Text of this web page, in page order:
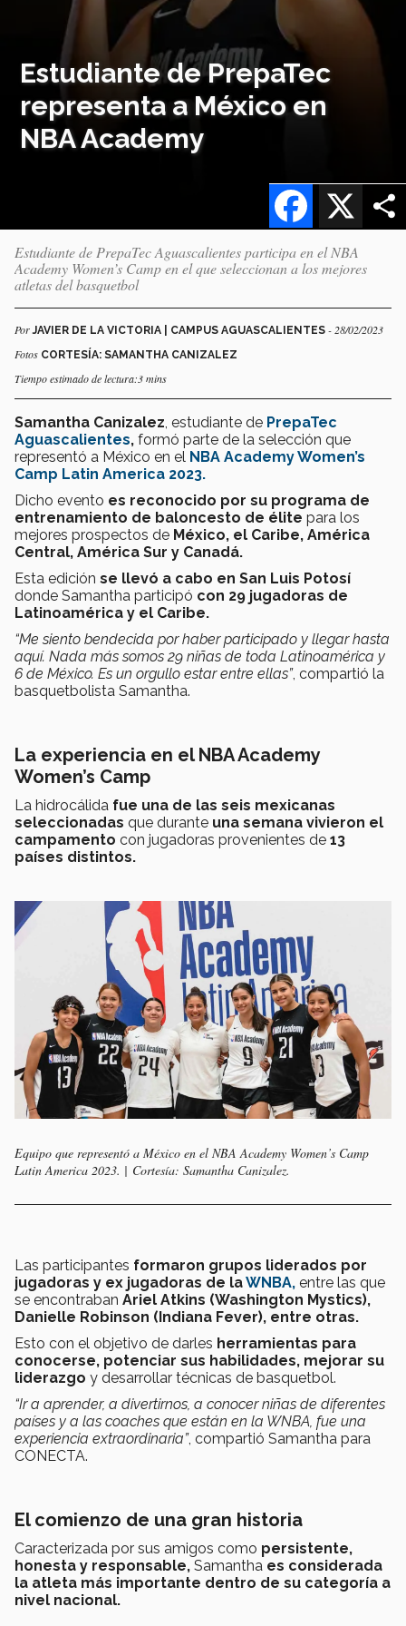
Estudiante de PrepaTec
representa a México en
NBA Academy
X
Facebook
Estudiante de PrepaTec Aguascalientes participa en el NBA
Academy Women’s Camp en el que seleccionan a los mejores
atletas del basquetbol
PorJAVIER DE LA VICTORIA | CAMPUS AGUASCALIENTES - 28/02/2023
Fotos CORTESÍA: SAMANTHA CANIZALEZ
Tiempo estimado de lectura:3 mins
Samantha Canizalez , estudiante de PrepaTec
Aguascalientes, formó parte de la selección que
representó a México en el NBA Academy Women’s
Camp Latin America 2023.
Dicho evento es reconocido por su programa de
entrenamiento de baloncesto de élite para los
mejores prospectos de México, el Caribe, América
Central, América Sur y Canadá.
Esta edición se llevó a cabo en San Luis Potosí
donde Samantha participó con 29 jugadoras de
Latinoamérica y el Caribe.
“Me siento bendecida por haber participado y llegar hasta
aquí. Nada más somos 29 niñas de toda Latinoamérica y
6 de México. Es un orgullo estar entre ellas”, compartió la
basquetbolista Samantha.
La experiencia en el NBA Academy
Women’s Camp
La hidrocálida fue una de las seis mexicanas
seleccionadas que durante una semana vivieron el
campamento con jugadoras provenientes de 13
países distintos.
Equipo que representó a México en el NBA Academy Women’s Camp
Latin America 2023. | Cortesía: Samantha Canizalez.
Las participantes formaron grupos liderados por
jugadoras y ex jugadoras de laWNBA, entre las que
se encontraban Ariel Atkins (Washington Mystics),
Danielle Robinson (Indiana Fever), entre otras.
Esto con el objetivo de darles herramientas para
conocerse, potenciar sus habilidades, mejorar su
liderazgo y desarrollar técnicas de basquetbol.
“Ir a aprender, a divertirnos, a conocer niñas de diferentes
países y a las coaches que están en la WNBA, fue una
experiencia extraordinaria”, compartió Samantha para
CONECTA.
El comienzo de una gran historia
Caracterizada por sus amigos como persistente,
honesta y responsable, Samantha es considerada
la atleta más importante dentro de su categoría a
nivel nacional.